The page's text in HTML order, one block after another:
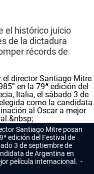
el histórico juicio
de la dictadura
récords de
Santiago Mitre posan
edición del Festival de
3 de septiembre de
de Argentina en
película internacional.